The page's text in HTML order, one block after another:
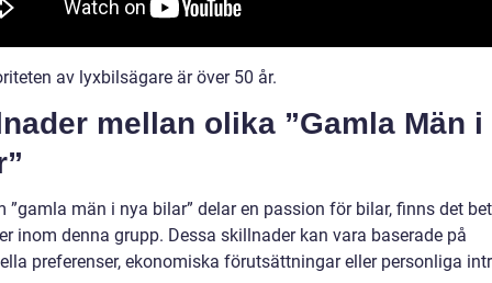
av lyxbilsägare är över 50 år.
mellan olika ”Gamla Män i
”gamla män i nya bilar” delar en passion för bilar, finns det
inom denna grupp. Dessa skillnader kan vara baserade på
preferenser, ekonomiska förutsättningar eller personliga